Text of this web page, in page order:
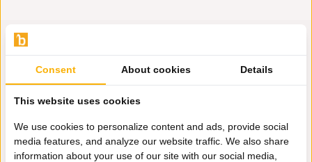
Hulp nodig?
Wij zitten voor je klaar.
Whatsapp ons
Consent About cookies Details
This website uses cookies
We use cookies to personalize content and ads, provide social
media features, and analyze our website traffic. We also share
information about your use of our site with our social media,